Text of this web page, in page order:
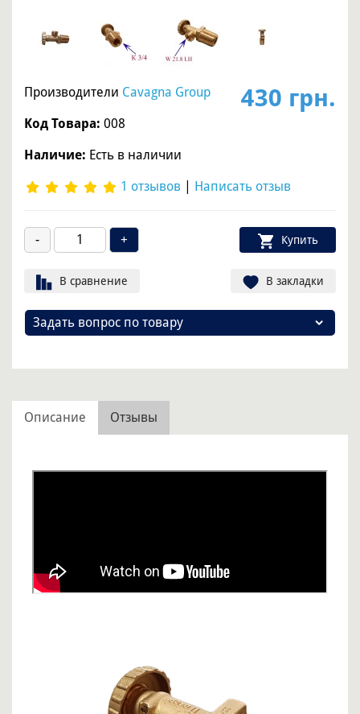
430 грн.
Производители Cavagna Group
Код Товара: 008
Наличие: Есть в наличии
1 отзывов Написать отзыв
Купить
В сравнение В закладки
Задать вопрос по товару
Описание Отзывы